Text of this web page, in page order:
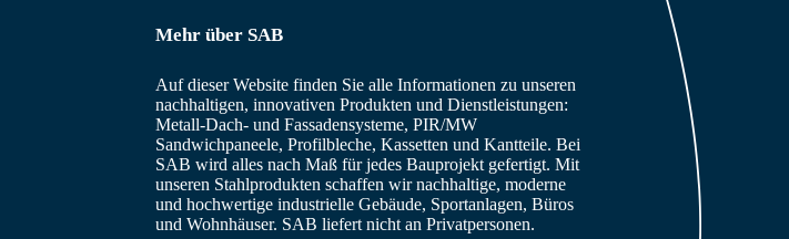
Mehr über SAB
Auf dieser Website finden Sie alle Informationen zu unseren
nachhaltigen, innovativen Produkten und Dienstleistungen:
Metall-Dach- und Fassadensysteme, PIR/MW
Sandwichpaneele, Profilbleche, Kassetten und Kantteile. Bei
SAB wird alles nach Maß für jedes Bauprojekt gefertigt. Mit
unseren Stahlprodukten schaffen wir nachhaltige, moderne
und hochwertige industrielle Gebäude, Sportanlagen, Büros
und Wohnhäuser. SAB liefert nicht an Privatpersonen.